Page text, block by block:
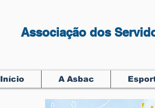
Associação dos
Início A Asbac